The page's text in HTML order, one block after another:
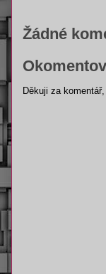
Žádné
Děkuji za